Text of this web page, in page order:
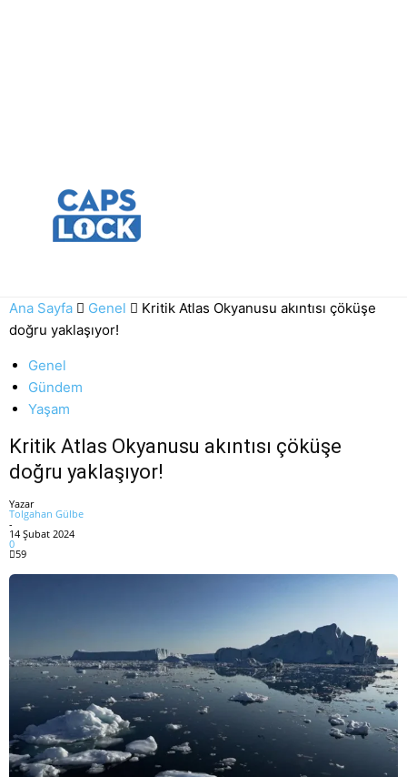
Ana Sayfa Genel
Kritik Atlas Okyanusu akıntısı çöküşe
doğru yaklaşıyor!
Genel
Gündem
Yaşam
Kritik Atlas Okyanusu akıntısı çöküşe
doğru yaklaşıyor!
Yazar
Tolgahan Gülbe
-
14 Şubat 2024
0
59